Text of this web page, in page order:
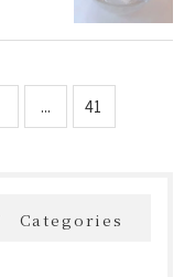
... 41
Categories